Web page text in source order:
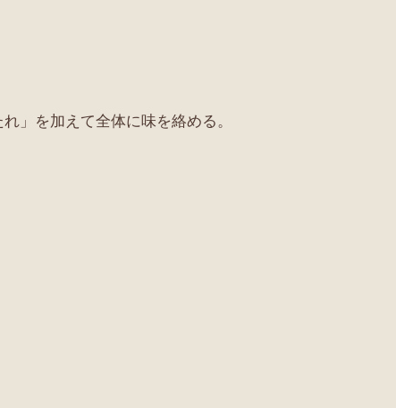
」を加えて全体に味を絡める。